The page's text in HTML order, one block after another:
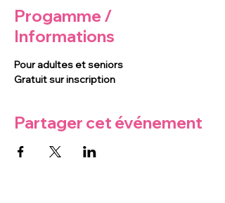
Progamme /
Informations
Pour adultes et seniors
Gratuit sur inscription
Partager cet événement